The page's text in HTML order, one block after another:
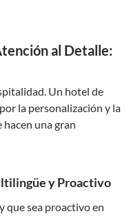
al Detalle:
Un hotel de
la personalización y la
una gran
y Proactivo
que sea proactivo en